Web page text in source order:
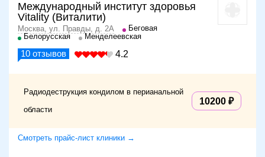
Международный институт здоровья
Vitality (Виталити)
Москва, ул. Правды, д. 2А
Беговая
Белорусская
Менделеевская
10 отзывов 4.2
Радиодеструкция кондилом в перианальной
области
10200
Смотреть прайс-лист клиники →